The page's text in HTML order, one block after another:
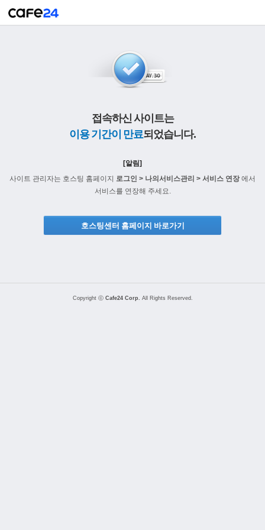
접속하신 사이트는
이용 기간이 만료되었습니다.
[알림]
사이트 관리자는 호스팅 홈페이지 로그인 > 나의서비스관리 > 서비스 연장에서
서비스를 연장해 주세요.
호스팅센터 홈페이지 바로가기
Copyright ⓒ Cafe24 Corp. All Rights Reserved.